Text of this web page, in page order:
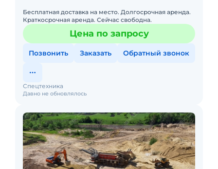
Бесплатная доставка на место. Долгосрочная аренда.
Краткосрочная аренда. Сейчас свободна.
Цена по запросу
Позвонить Заказать Обратный звонок
Давно не обновлялось
Спецтехника